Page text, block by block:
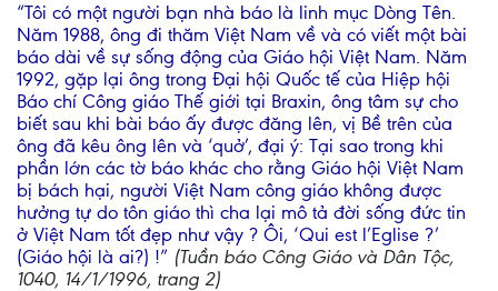
“Tôi có một người bạn nhà báo là linh mục Dòng Tên.
Năm 1988, ông đi thăm Việt Nam về và có viết một bài
báo dài về sự sống động của Giáo hội Việt Nam. Năm
1992, gặp lại ông trong Đại hội Quốc tế của Hiệp hội
Báo chí Công giáo Thế giới tại Braxin, ông tâm sự cho
biết sau khi bài báo ấy được đăng lên, vị Bề trên của
ông đã kêu ông lên và ‘quở’, đại ý: Tại sao trong khi
phần lớn các tờ báo khác cho rằng Giáo hội Việt Nam
bị bách hại, người Việt Nam công giáo không được
hưởng tự do tôn giáo thì cha lại mô tả đời sống đức tin
ở Việt Nam tốt đẹp như vậy ? Ôi, ‘Qui est l’Eglise ?’
(Giáo hội là ai?) !” (Tuần báo Công Giáo và Dân Tộc,
1040, 14/1/1996, trang 2)